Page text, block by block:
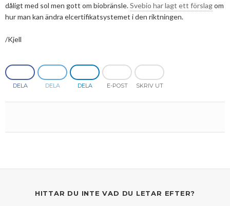
dåligt med sol men gott om biobränsle.Svebio har lagt ett förslagom
hur man kan ändra elcertifikatsystemet i den riktningen.
/Kjell
DELA DELA DELA E-POST SKRIV UT
HITTAR DU INTE VAD DU LETAR EFTER?